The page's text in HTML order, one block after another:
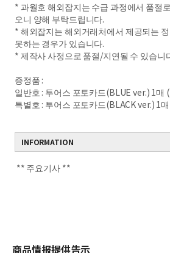
* 과월호 해외잡지는 수급 과정에서 품절
오니 양해 부탁드립니다.
* 해외잡지는 해외거래처에서 제공되는
못하는 경우가 있습니다.
* 제작사 사정으로 품절/지연될 수 있습니
증정품 :
일반호 : 투어스 포토카드(BLUE ver.) 1매
특별호 : 투어스 포토카드(BLACK ver.) 1
INFORMATION
** 주요기사 **
商品情报提供告示